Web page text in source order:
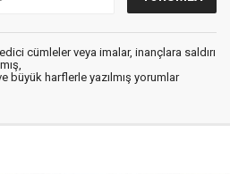
cümleler veya imalar, inançlara saldırı
büyük harflerle yazılmış yorumlar